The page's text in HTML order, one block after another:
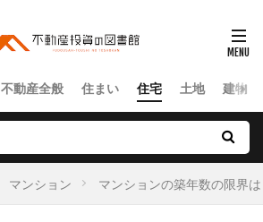
不動産全般 住まい 住宅 土地 建物
マンション マンションの築年数の限界